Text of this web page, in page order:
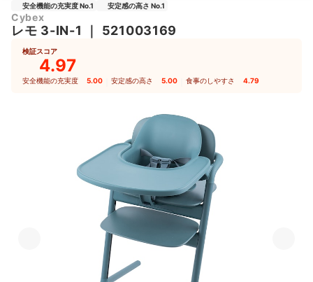
安全機能の充実度 No.1 安定感の高さ No.1
Cybex
レモ 3-IN-1 ｜ 521003169
検証スコア
4.97
安全機能の充実度 5.00 安定感の高さ 5.00 食事のしやすさ 4.79